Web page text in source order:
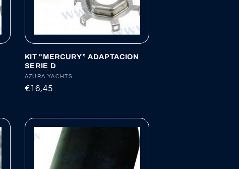
KIT "MERCURY” ADAPTACION
SERIE D
Proveedor:
AZURA YACHTS
Precio
€16,45